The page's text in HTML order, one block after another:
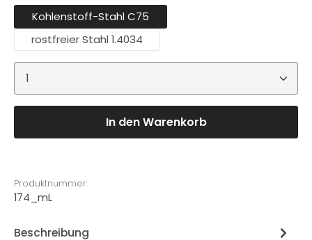
Kohlenstoff-Stahl C75
rostfreier Stahl 1.4034
Produkt Anzahl: Gib den gewünschten Wert
In den Warenkorb
Produktnummer:
174_mL
Beschreibung